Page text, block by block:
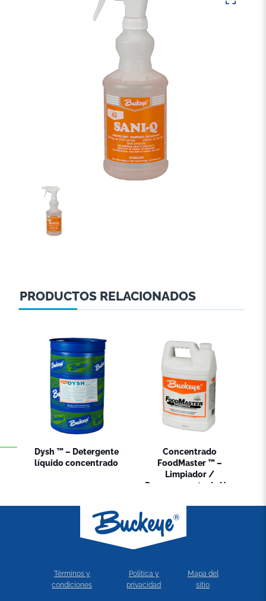
PRODUCTOS RELACIONADOS
Dysh ™ – Detergente
líquido concentrado
Concentrado
FoodMaster ™ –
Limpiador /
Desengrasante de Uso
Términos y
condiciones
Política y
privacidad
Mapa del
sitio